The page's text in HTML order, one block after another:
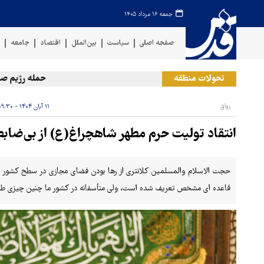
جمعه ۱۶ مرداد ۱۴۰۵
صفحه اصلی سیاست بین‌الملل اقتصاد جامعه
تحولات منطقه حمله رژیم
رواق ۱۱ آبان ۱۴۰۴ - ۰۹:۳۰
انتقاد تولیت حرم مطهر شاهچراغ(ع) از
حجت الاسلام والمسلمین کلانتری از رها بودن فضای مجازی در سطح کشور
قاعده ای مشخص تعریف شده است، ولی متأسفانه در کشور ما چنین